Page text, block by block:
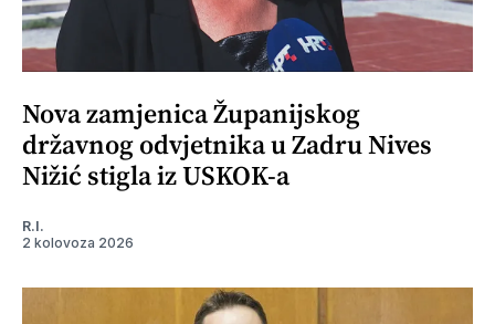
Nova zamjenica Županijskog
državnog odvjetnika u Zadru Nives
Nižić stigla iz USKOK-a
R.I.
2 kolovoza 2026